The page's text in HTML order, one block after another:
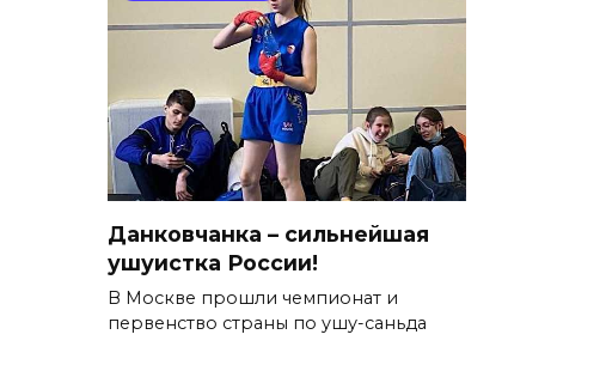
Данковчанка – сильнейшая
ушуистка России!
В Москве прошли чемпионат и
первенство страны по ушу-саньда